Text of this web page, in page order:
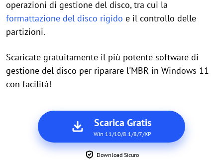
operazioni di gestione del disco, tra cui la
formattazione del disco rigido e il controllo delle
partizioni.
Scaricate gratuitamente il più potente software di
gestione del disco per riparare l'MBR in Windows 11
con facilità!
Scarica Gratis
Win 11/10/8.1/8/7/XP
Download Sicuro